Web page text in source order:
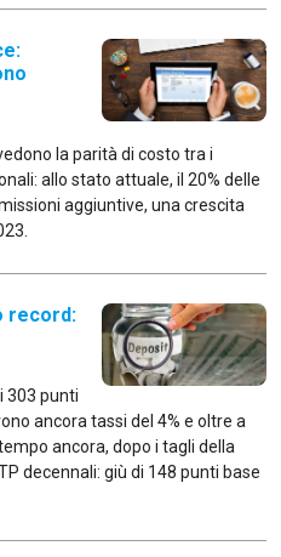
la parità di costo tra i
allo stato attuale, il 20% delle
aggiuntive, una crescita
record:
303 punti
ancora tassi del 4% e oltre a
ancora, dopo i tagli della
decennali: giù di 148 punti base